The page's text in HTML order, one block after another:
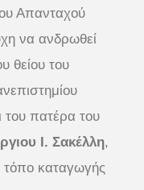
Απανταχού
να ανδρωθεί
θείου του
του πατέρα του
Ι. Σακέλλη,
καταγωγής